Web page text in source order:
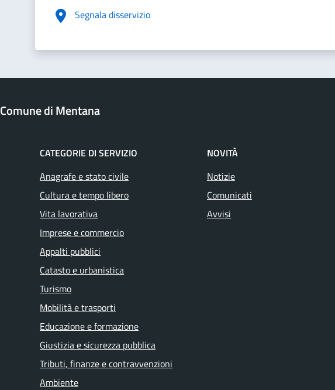
Segnala disservizio
Comune di Mentana
CATEGORIE DI SERVIZIO
Anagrafe e stato civile
Cultura e tempo libero
Vita lavorativa
Imprese e commercio
Appalti pubblici
Catasto e urbanistica
Turismo
Mobilità e trasporti
Educazione e formazione
Giustizia e sicurezza pubblica
Tributi, finanze e contravvenzioni
Ambiente
NOVITÀ
Notizie
Comunicati
Avvisi